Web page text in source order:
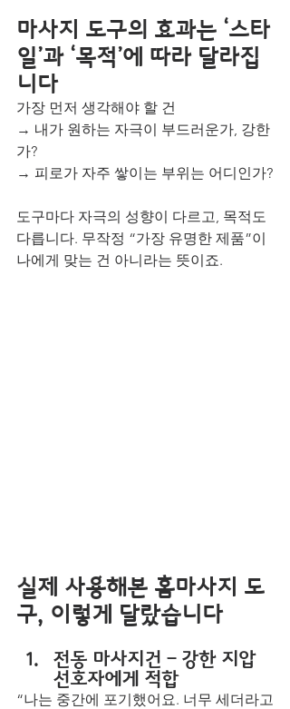
마사지 도구의 효과는 ‘스타
일’과 ‘목적’에 따라 달라집
니다
가장 먼저 생각해야 할 건
→ 내가 원하는 자극이 부드러운가, 강한
가?
→ 피로가 자주 쌓이는 부위는 어디인가?
도구마다 자극의 성향이 다르고, 목적도
다릅니다. 무작정 “가장 유명한 제품”이
나에게 맞는 건 아니라는 뜻이죠.
실제 사용해본 홈마사지 도
구, 이렇게 달랐습니다
전동 마사지건 – 강한 지압
선호자에게 적합
“나는 중간에 포기했어요. 너무 세더라고